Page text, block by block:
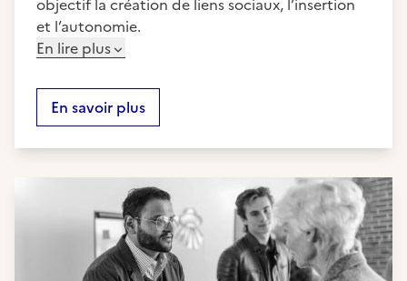
objectif la création de liens sociaux, l’insertion
et l’autonomie.
En lire plus
En savoir plus